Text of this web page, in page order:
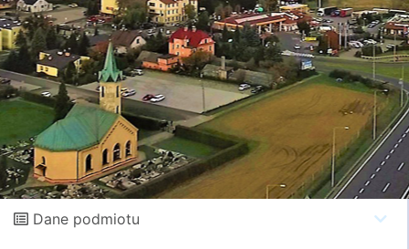
Dane podmiotu